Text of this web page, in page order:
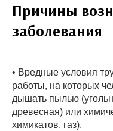
Причины
заболевания
• Вредные условия
работы, на которых
дышать пылью
древесная) или
химикатов, газ).